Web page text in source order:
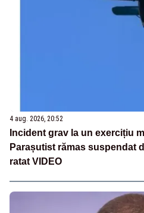
4 aug. 2026, 20:52
Incident grav la un exercițiu
Parașutist rămas suspendat
ratat VIDEO